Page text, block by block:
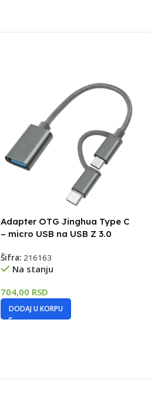
Adapter OTG Jinghua Type C
– micro USB na USB Z 3.0
Šifra:216163
Na stanju
704,00 RSD
DODAJ U KORPU